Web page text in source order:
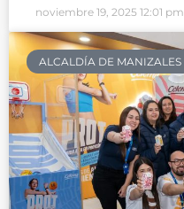
noviembre 19, 2025 12:01 pm
ALCALDÍA DE MANIZALES